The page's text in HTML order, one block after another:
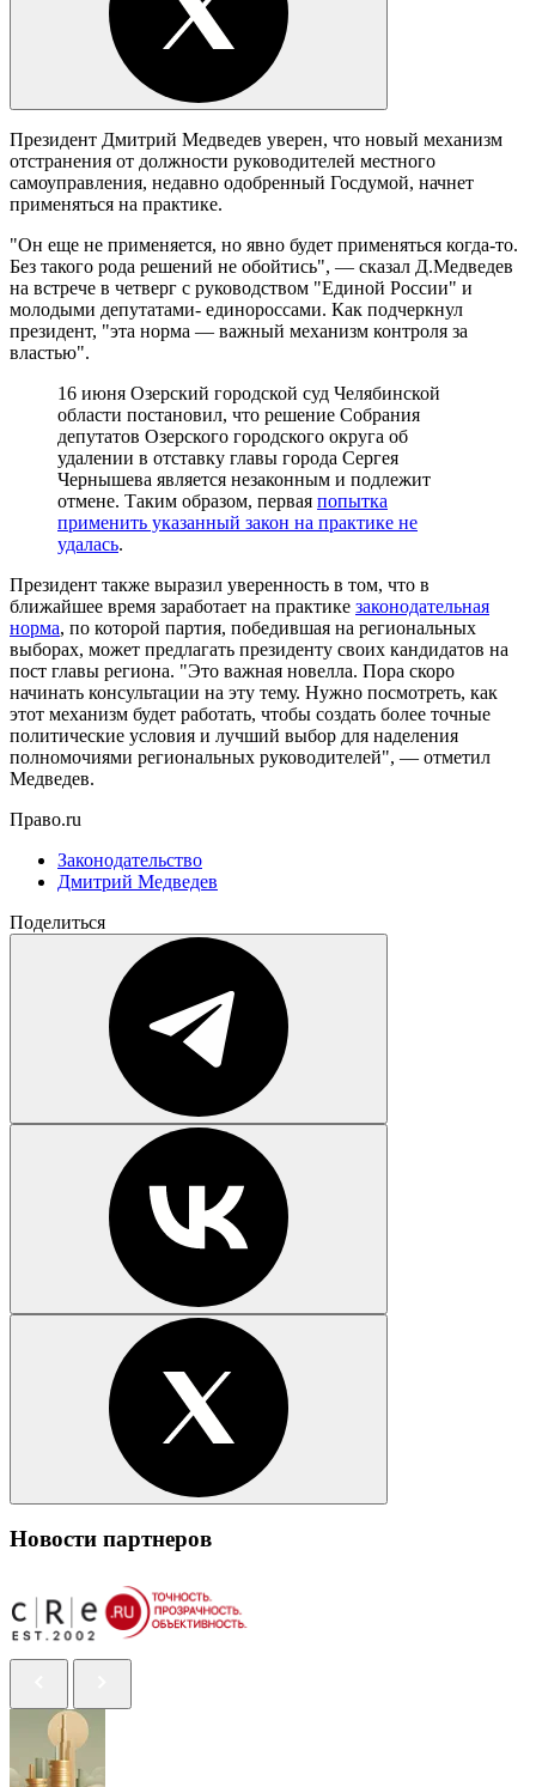
Президент Дмитрий Медведев уверен, что новый механизм
отстранения от должности руководителей местного
самоуправления, недавно одобренный Госдумой, начнет
применяться на практике.
"Он еще не применяется, но явно будет применяться когда-то.
Без такого рода решений не обойтись", — сказал Д.Медведев
на встрече в четверг с руководством "Единой России" и
молодыми депутатами- единороссами. Как подчеркнул
президент, "эта норма — важный механизм контроля за
властью".
16 июня Озерский городской суд Челябинской
области постановил, что решение Собрания
депутатов Озерского городского округа об
удалении в отставку главы города Сергея
Чернышева является незаконным и подлежит
отмене. Таким образом, первая попытка
применить указанный закон на практике не
удалась.
Президент также выразил уверенность в том, что в
ближайшее время заработает на практике законодательная
норма, по которой партия, победившая на региональных
выборах, может предлагать президенту своих кандидатов на
пост главы региона. "Это важная новелла. Пора скоро
начинать консультации на эту тему. Нужно посмотреть, как
этот механизм будет работать, чтобы создать более точные
политические условия и лучший выбор для наделения
полномочиями региональных руководителей", — отметил
Медведев.
Право.ru
Законодательство
Дмитрий Медведев
Поделиться
Новости партнеров